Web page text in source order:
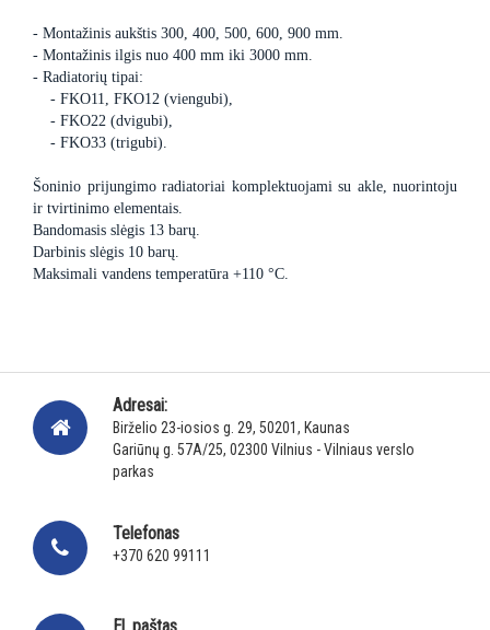
- Montažinis aukštis 300, 400, 500, 600, 900 mm.
- Montažinis ilgis nuo 400 mm iki 3000 mm.
- Radiatorių tipai:
- FKO11, FKO12 (viengubi),
- FKO22 (dvigubi),
- FKO33 (trigubi).
Šoninio prijungimo radiatoriai komplektuojami su akle, nuorintoju
ir tvirtinimo elementais.
Bandomasis slėgis 13 barų.
Darbinis slėgis 10 barų.
Maksimali vandens temperatūra +110 °C.
Adresai:
Birželio 23-iosios g. 29, 50201, Kaunas
Gariūnų g. 57A/25, 02300 Vilnius - Vilniaus verslo
parkas
Telefonas
+370 620 99111